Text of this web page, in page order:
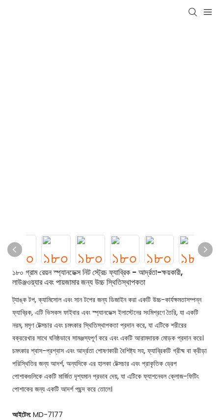
১৮০ গ্রাম রেয়ন স্প্যানডেক্স নিট স্ট্রেচ ফ্যাব্রিক - আর্দ্রতা-ক্ষয়কারী,
লাউঞ্জওয়্যার এবং পায়জামার জন্য উচ্চ স্থিতিস্থাপকতা
ট্যাঙ্ক টপ, ক্যামিসোল এবং সান টপের জন্য ডিজাইন করা একটি উচ্চ-কার্যক্ষমতাসম্পন্ন
ফ্যাব্রিক, এটি ভিসকস ফাইবার এবং স্প্যানডেক্স ইলাস্টেনের সংমিশ্রণে তৈরি, যা একটি
নরম, মসৃণ টেক্সচার এবং চমৎকার স্থিতিস্থাপকতা প্রদান করে, যা এটিকে শরীরের
বক্ররেখার সাথে ঘনিষ্ঠভাবে সামঞ্জস্যপূর্ণ করে এবং একটি আরামদায়ক মোড়ক প্রদান করে।
চমৎকার শ্বাস-প্রশ্বাস এবং আর্দ্রতা শোষণকারী বৈশিষ্ট্য সহ, ফ্যাব্রিকটি গ্রীষ্ম বা ক্রীড়া
পরিস্থিতির জন্য আদর্শ, অন্যদিকে এর হালকা টেক্সচার এবং প্রাকৃতিক ড্রেপ
পোশাকগুলিকে একটি মার্জিত দৃশ্যমান প্রভাব দেয়, যা এটিকে ফ্যাশনেবল ক্লোজ-ফিটিং
পোশাকের জন্য একটি আদর্শ পছন্দ করে তোলে।
আইটেম: MD-7177